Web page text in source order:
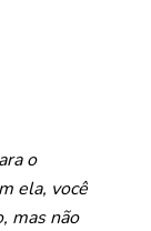
o
ela, você
mas não